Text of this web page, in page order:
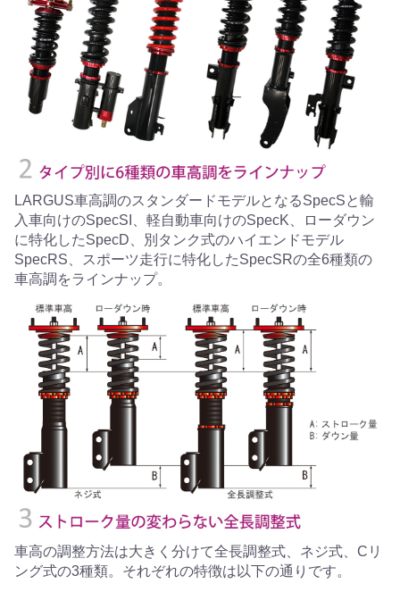
LARGUS車高調のスタンダードモデルとなるSpecSと輸
入車向けのSpecSI、軽自動車向けのSpecK、ローダウン
に特化したSpecD、別タンク式のハイエンドモデル
SpecRS、スポーツ走行に特化したSpecSRの全6種類の
車高調をラインナップ。
車高の調整方法は大きく分けて全長調整式、ネジ式、Cリ
ング式の3種類。それぞれの特徴は以下の通りです。